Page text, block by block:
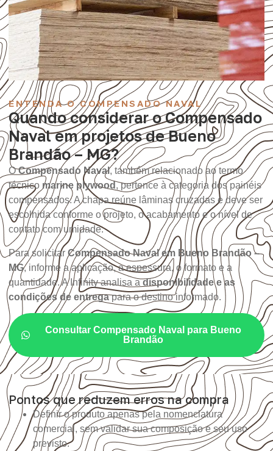
ENTENDA O COMPENSADO NAVAL
Quando considerar o Compensado
Naval em projetos de Bueno
Brandão – MG?
OCompensado Naval, também relacionado ao termo
técnico marine plywood, pertence à categoria dos painéis
compensados. A chapa reúne lâminas cruzadas e deve ser
escolhida conforme o projeto, o acabamento e o nível de
contato com umidade.
Para solicitar Compensado Naval em Bueno Brandão –
MG, informe a aplicação, a espessura, o formato e a
quantidade. A Infinity analisa adisponibilidade e as
condições de entregapara o destino informado.
Consultar Compensado Naval para Bueno
Brandão
Pontos que reduzem erros na compra
Definir o produto apenas pela nomenclatura
comercial, sem validar sua composição e seu uso
previsto.